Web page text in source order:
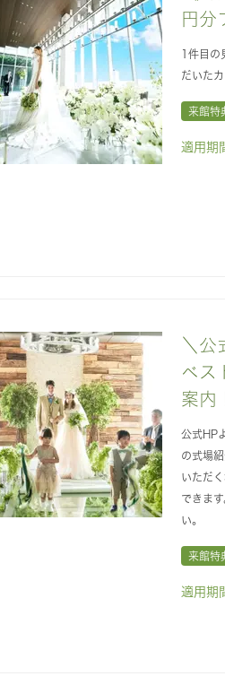
円分
1件目の
だいた
来館特
適用期
＼公
ベス
案内
公式HP
の式場
いただ
できま
い。
来館特
適用期